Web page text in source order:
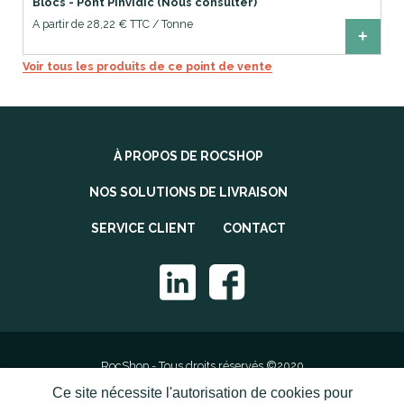
A partir de 28,22 € TTC / Tonne
+
Voir tous les produits de ce point de vente
À PROPOS DE ROCSHOP
NOS SOLUTIONS DE LIVRAISON
SERVICE CLIENT CONTACT
RocShop - Tous droits réservés ©2020
Mentions légales
Ce site nécessite l'autorisation de cookies pour